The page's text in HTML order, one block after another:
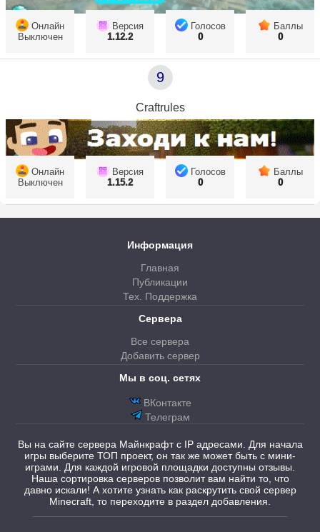
Онлайн
Выключен
Версия
1.12.2
Голосов
0
Баллы
0
9
Craftrules
Онлайн
Выключен
Версия
1.15.2
Голосов
0
Баллы
0
Информация
Главная
Публикации
Тех. Поддержка
Сервера
Все сервера
Добавить сервер
Мы в соц. сетях
ВКонтакте
Телеграм
Вы на сайте сервера Майнкрафт с IP адресами. Для начала
игры выберите ТОП проект, он так же может быть с мини-
играми. Для каждой игровой площадки доступны отзывы.
Наша сортировка серверов позволит вам найти то, что
давно искали! А хотите узнать как раскрутить свой сервер
Minecraft, то переходите в раздел добавления.